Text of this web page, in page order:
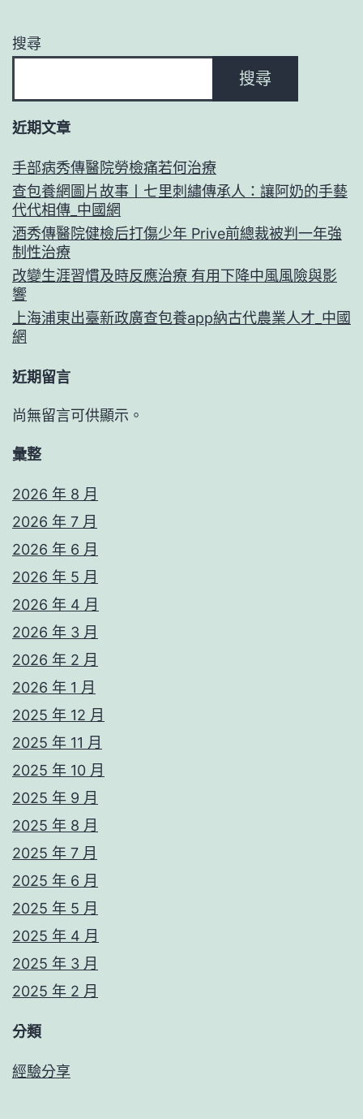
搜尋
搜尋
近期文章
手部病秀傳醫院勞檢痛若何治療
查包養網圖片故事丨七里刺繡傳承人：讓阿奶的手藝
代代相傳_中國網
酒秀傳醫院健檢后打傷少年 Prive前總裁被判一年強
制性治療
改變生涯習慣及時反應治療 有用下降中風風險與影
響
上海浦東出臺新政廣查包養app納古代農業人才_中國
網
近期留言
尚無留言可供顯示。
彙整
2026 年 8 月
2026 年 7 月
2026 年 6 月
2026 年 5 月
2026 年 4 月
2026 年 3 月
2026 年 2 月
2026 年 1 月
2025 年 12 月
2025 年 11 月
2025 年 10 月
2025 年 9 月
2025 年 8 月
2025 年 7 月
2025 年 6 月
2025 年 5 月
2025 年 4 月
2025 年 3 月
2025 年 2 月
分類
經驗分享